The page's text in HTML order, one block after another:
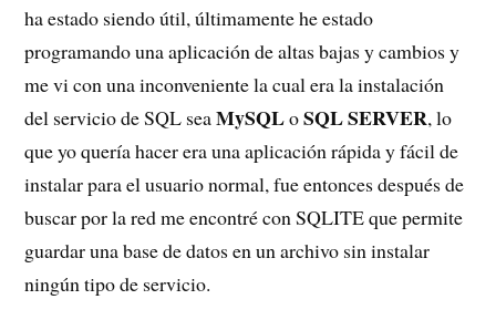
ha estado siendo útil, últimamente he estado
programando una aplicación de altas bajas y cambios y
me vi con una inconveniente la cual era la instalación
del servicio de SQL seaMySQLoSQL SERVER, lo
que yo quería hacer era una aplicación rápida y fácil de
instalar para el usuario normal, fue entonces después de
buscar por la red me encontré con SQLITE que permite
guardar una base de datos en un archivo sin instalar
ningún tipo de servicio.